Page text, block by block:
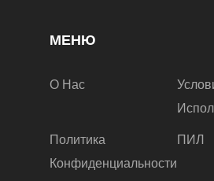
МЕНЮ
О Нас
Политика
Конфиденциальности
ПИЛ